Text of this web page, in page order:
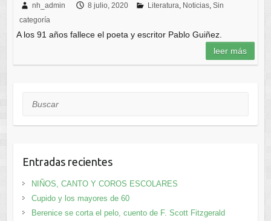
nh_admin 8 julio, 2020 Literatura Noticias, Sin
categoría
A los 91 años fallece el poeta y escritor Pablo Guiñez.
leer más
Buscar
Entradas recientes
NIÑOS, CANTO Y COROS ESCOLARES
Cupido y los mayores de 60
Berenice se corta el pelo, cuento de F. Scott Fitzgerald